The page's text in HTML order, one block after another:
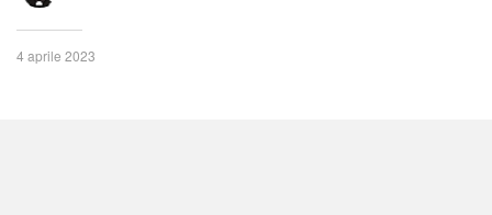
4 aprile 2023